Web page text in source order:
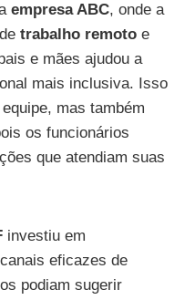
empresa ABC, onde a
trabalho remoto e
e mães ajudou a
mais inclusiva. Isso
mas também
os funcionários
que atendiam suas
investiu em
eficazes de
podiam sugerir